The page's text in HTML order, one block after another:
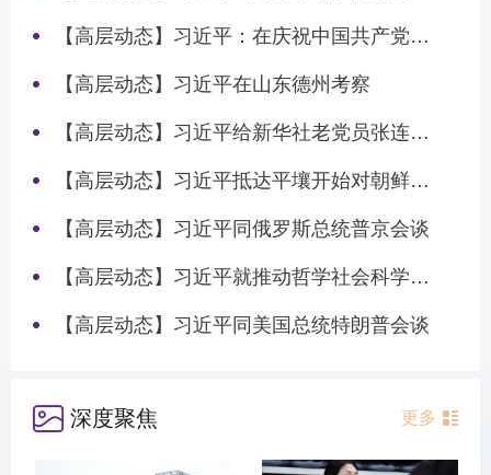
【高层动态】习近平：在庆祝中国共产党成立105周年大会上的讲话
【高层动态】习近平在山东德州考察
【高层动态】习近平给新华社老党员张连生回信强调 传承红色基因 在新征程上书写优异答卷
【高层动态】习近平抵达平壤开始对朝鲜进行国事访问
【高层动态】习近平同俄罗斯总统普京会谈
【高层动态】习近平就推动哲学社会科学高质量发展作出重要指示
【高层动态】习近平同美国总统特朗普会谈
深度聚焦 更多